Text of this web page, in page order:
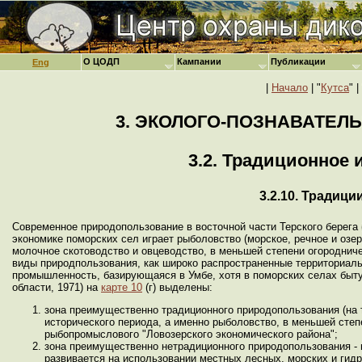
Eng
Начало | " Кутса" |
3. ЭКОЛОГО-
3.2. Традиционное
3.2.10.
Современное природопользование в восточной части Терского
экономике поморских сел играет рыболовство (морское, речное и
молочное скотоводство и овцеводство, в меньшей степени
виды природпользования, как широко распространенные
промышленность, базирующаяся в Умбе, хотя в поморских селах
области, 1971) на карте 10 (г) выделены:
зона преимущественно традиционного природопользования
исторического периода, а именно рыболовство, в меньшей
рыбопромыслового "Ловозерского экономического района";
зона преимущественно нетрадиционного природопользования
развивается на использовании местных лесных, морских и
О ЦОДП Кампании Публикации